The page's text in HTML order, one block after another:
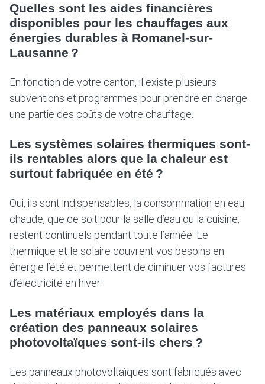
Quelles sont les aides financières
disponibles pour les chauffages aux
énergies durables à Romanel-sur-
Lausanne ?
En fonction de votre canton, il existe plusieurs
subventions et programmes pour prendre en charge
une partie des coûts de votre chauffage.
Les systèmes solaires thermiques sont-
ils rentables alors que la chaleur est
surtout fabriquée en été ?
Oui, ils sont indispensables, la consommation en eau
chaude, que ce soit pour la salle d’eau ou la cuisine,
restent continuels pendant toute l’année. Le
thermique et le solaire couvrent vos besoins en
énergie l’été et permettent de diminuer vos factures
d’électricité en hiver.
Les matériaux employés dans la
création des panneaux solaires
photovoltaïques sont-ils chers ?
Les panneaux photovoltaïques sont fabriqués avec